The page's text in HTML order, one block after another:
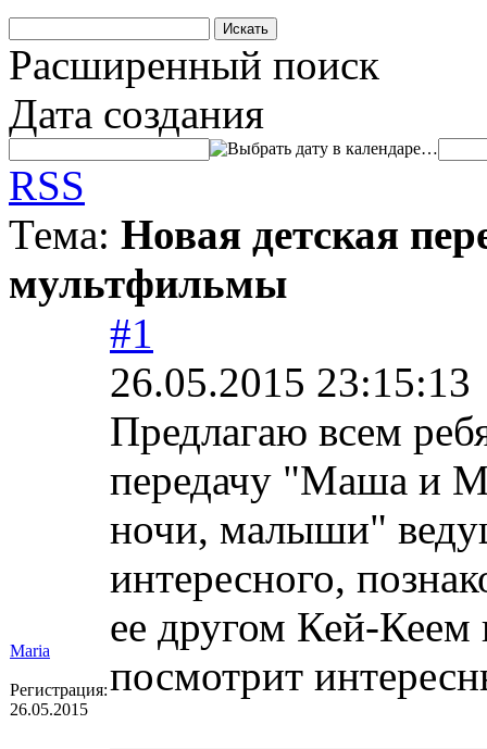
Расширенный поиск
Дата создания
…
RSS
Тема: Новая детская
мультфильмы
Maria
Регистрация:
26.05.2015
#1
26.05.2015 23:15:13
Предлагаю всем
передачу "Маша и
ночи, малыши"
интересного,
ее другом Кей-
посмотрит